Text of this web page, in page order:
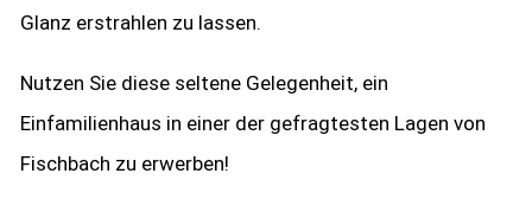
Glanz erstrahlen zu lassen.
Nutzen Sie diese seltene Gelegenheit, ein
Einfamilienhaus in einer der gefragtesten Lagen von
Fischbach zu erwerben!